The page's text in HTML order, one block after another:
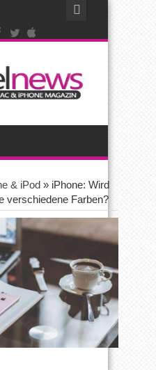
& iPod » iPhone: Wird
verschiedene Farben?